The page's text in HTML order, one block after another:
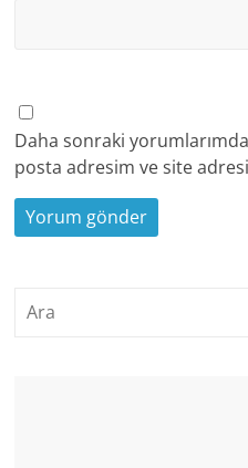
Daha sonraki
posta adresim ve site